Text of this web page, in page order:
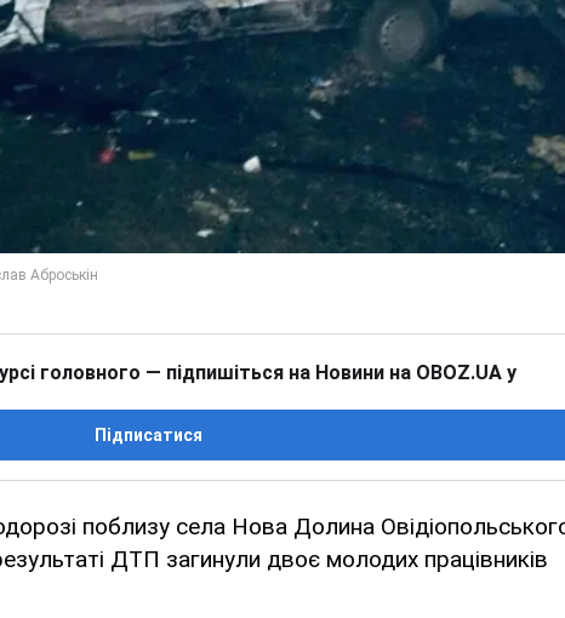
головного — підпишіться на Новини на OBOZ.UA у
Підписатися
поблизу села Нова Долина
ДТП загинули двоє молодих працівників